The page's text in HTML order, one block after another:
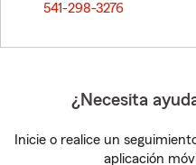
541-298-3276
¿Necesita
Inicie o realice un
aplicación